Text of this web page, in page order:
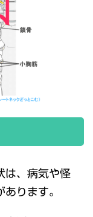
は、病気や怪
ります。